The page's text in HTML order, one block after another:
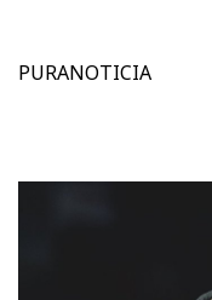
PURANOTICIA